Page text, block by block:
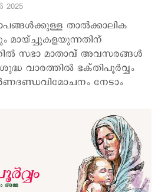
താല്‍ക്കാലിക
മായ്ച്ചുകളയുന്നതിന്
സഭാ മാതാവ് അവസരങ്ങള്‍
വാരത്തില്‍ ഭക്തിപൂര്‍വ്വം
നേടാം